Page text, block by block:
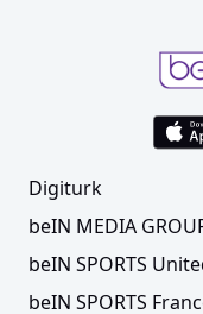
Digiturk
beIN MEDIA
beIN SPORTS
beIN SPORTS